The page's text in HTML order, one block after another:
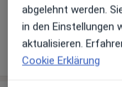
Wie funktioniert die
abgelehnt werden.
in den Einstellungen
aktualisieren.
Cookie Erklärung